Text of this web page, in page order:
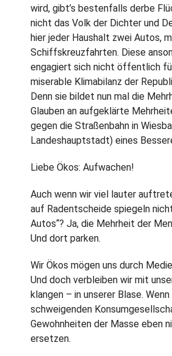
wird, gibt’s bestenfalls derbe
nicht das Volk der Dichter und
hier jeder Haushalt zwei Autos,
Schiffskreuzfahrten. Diese
engagiert sich nicht öffentlich
miserable Klimabilanz der
Denn sie bildet nun mal die
Glauben an aufgeklärte
gegen die Straßenbahn in
Landeshauptstadt) eines
Liebe Ökos: Aufwachen!
Auch wenn wir viel lauter
auf Radentscheide spiegeln
Autos“? Ja, die Mehrheit der
Und dort parken.
Wir Ökos mögen uns durch
Und doch verbleiben wir mit
klangen – in unserer Blase.
schweigenden
Gewohnheiten der Masse eben
ersetzen.